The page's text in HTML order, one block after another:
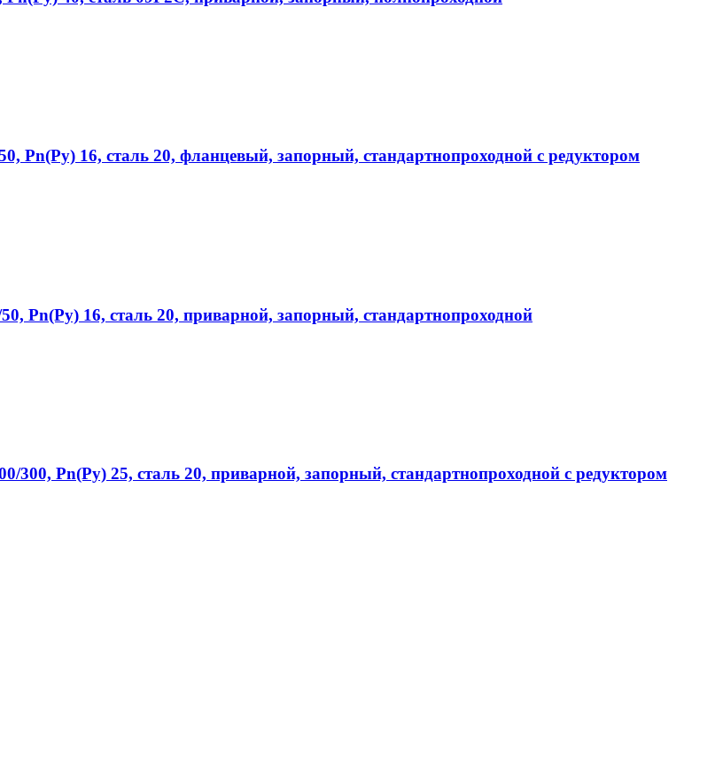
16, сталь 20, фланцевый, запорный, стандартнопроходной с редуктором
Рn(Ру) 16, сталь 20, приварной, запорный, стандартнопроходной
Рn(Ру) 25, сталь 20, приварной, запорный, стандартнопроходной с редуктором